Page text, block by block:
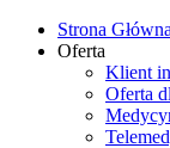
Strona Główna
Oferta
Klient
Oferta